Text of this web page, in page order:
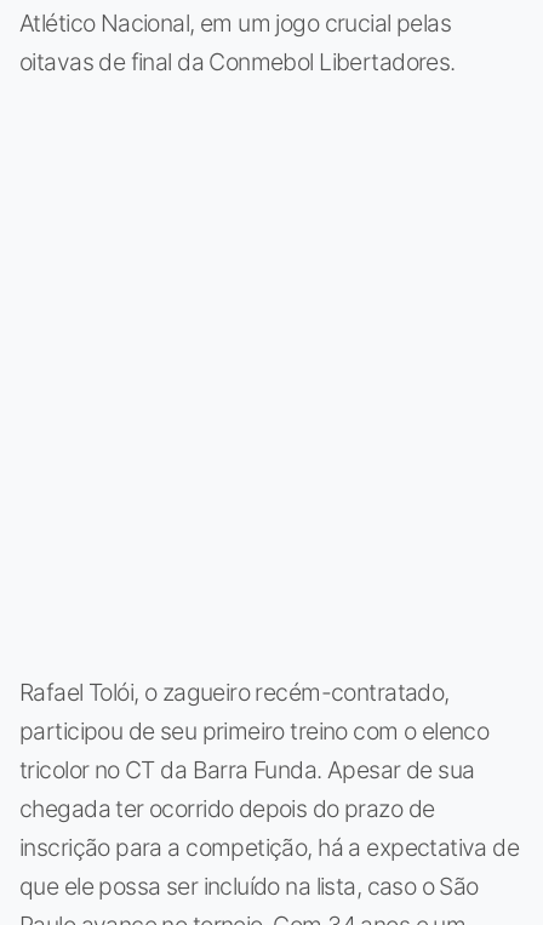
Atlético Nacional, em um jogo crucial pelas
oitavas de final da Conmebol Libertadores.
Rafael Tolói, o zagueiro recém-contratado,
participou de seu primeiro treino com o elenco
tricolor no CT da Barra Funda. Apesar de sua
chegada ter ocorrido depois do prazo de
inscrição para a competição, há a expectativa de
que ele possa ser incluído na lista, caso o São